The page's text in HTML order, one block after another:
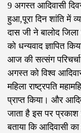
9 अगस्त आदिवासी
हुआ,पूरा दिन शांति में
दास जी ने बालोद
को धन्यवाद ज्ञापित
आज की सत्संग परिचर्चा
अगस्त को विश्व
महिला राष्ट्रपति
प्राप्त किया। और
जाता है इस पर
बताया कि आदिवासी